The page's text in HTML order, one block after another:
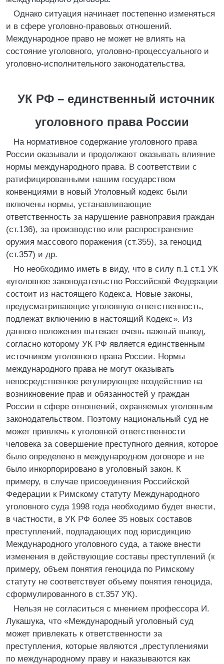
Однако ситуация начинает постепенно изменяться
и в сфере уголовно-правовых отношений.
Международное право не может не влиять на
состояние уголовного, уголовно-процессуального и
уголовно-исполнительного законодательства.
УК РФ – единственный источник
уголовного права России
На нормативное содержание уголовного права
России оказывали и продолжают оказывать влияние
нормы международного права. В соответствии с
ратифицированными нашим государством
конвенциями в новый Уголовный кодекс были
включены нормы, устанавливающие
ответственность за нарушение равноправия граждан
(ст.136), за производство или распространение
оружия массового поражения (ст.355), за геноцид
(ст.357) и др.
Но необходимо иметь в виду, что в силу п.1 ст.1 УК
«уголовное законодательство Российской Федерации
состоит из настоящего Кодекса. Новые законы,
предусматривающие уголовную ответственность,
подлежат включению в настоящий Кодекс». Из
данного положения вытекает очень важный вывод,
согласно которому УК РФ является единственным
источником уголовного права России. Нормы
международного права не могут оказывать
непосредственное регулирующее воздействие на
возникновение прав и обязанностей у граждан
России в сфере отношений, охраняемых уголовным
законодательством. Поэтому национальный суд не
может привлечь к уголовной ответственности
человека за совершение преступного деяния, которое
было определено в международном договоре и не
было инкорпорировано в уголовный закон. К
примеру, в случае присоединения Российской
Федерации к Римскому статуту Международного
уголовного суда 1998 года необходимо будет внести,
в частности, в УК РФ более 35 новых составов
преступлений, подпадающих под юрисдикцию
Международного уголовного суда, а также внести
изменения в действующие составы преступлений (к
примеру, объем понятия геноцида по Римскому
статуту не соответствует объему понятия геноцида,
сформулированного в ст.357 УК).
Нельзя не согласиться с мнением профессора И.
Лукашука, что «Международный уголовный суд
может привлекать к ответственности за
преступления, которые являются „преступлениями
по международному праву и наказываются как